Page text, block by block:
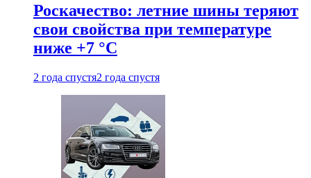
Роскачество: летние шины теряют
свои свойства при температуре
ниже +7 °C
2 года спустя2 года спустя